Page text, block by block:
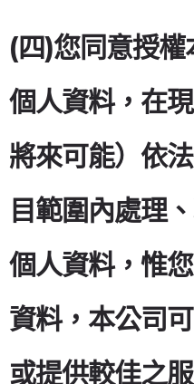
(四)您同意授
個人資料，在
將來可能）依
目範圍內處理
個人資料，惟
資料，本公司
或提供較佳之